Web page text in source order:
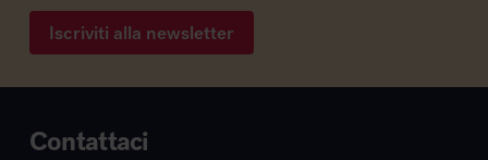
Iscriviti alla newsletter
Contattaci